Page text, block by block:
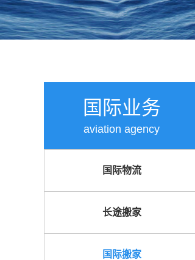
国际业务
aviation agency
国际物流
长途搬家
国际搬家